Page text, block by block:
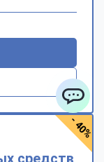
средств
- 40%